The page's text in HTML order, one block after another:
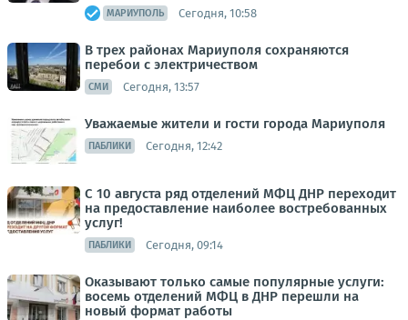
МАРИУПОЛЬ Сегодня, 10:58
В трех районах Мариуполя сохраняются
перебои с электричеством
СМИ Сегодня, 13:57
Уважаемые жители и гости города Мариуполя
ПАБЛИКИ Сегодня, 12:42
С 10 августа ряд отделений МФЦ ДНР переходит
на предоставление наиболее востребованных
услуг!
ПАБЛИКИ Сегодня, 09:14
Оказывают только самые популярные услуги:
восемь отделений МФЦ в ДНР перешли на
новый формат работы